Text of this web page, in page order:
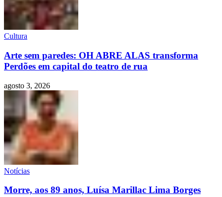
Cultura
Arte sem paredes: OH ABRE ALAS transforma
Perdões em capital do teatro de rua
agosto 3, 2026
Notícias
Morre, aos 89 anos, Luísa Marillac Lima Borges